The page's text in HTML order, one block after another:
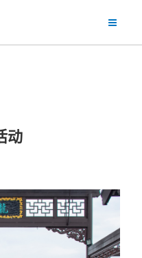
导航切
动